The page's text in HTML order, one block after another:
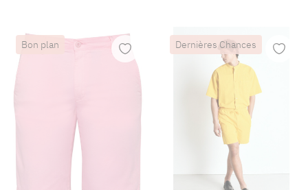
Bon plan Dernières Chances